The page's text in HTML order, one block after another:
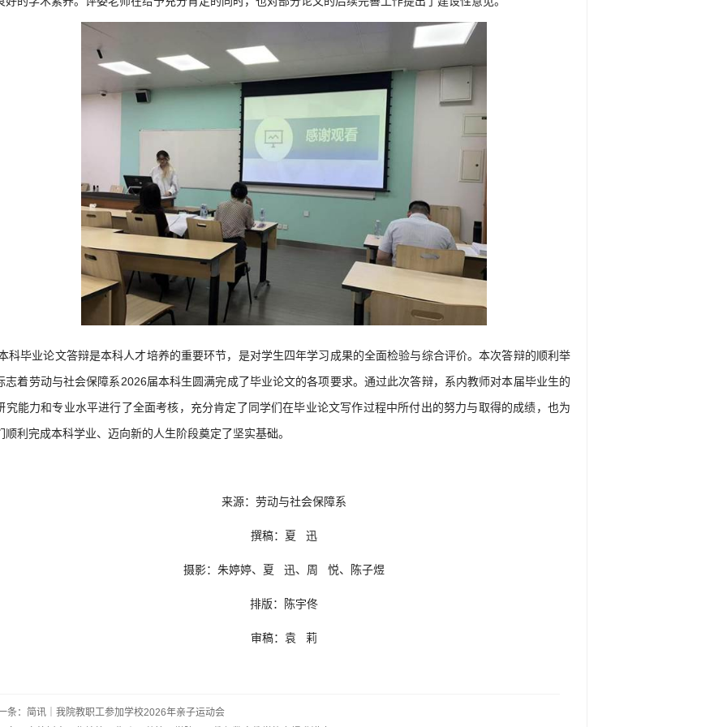
科毕业论文答辩是本科人才培养的重要环节，是对学生四年学习成果的全面检验与综合评价。本次答辩的顺利举
志着劳动与社会保障系2026届本科生圆满完成了毕业论文的各项要求。通过此次答辩，系内教师对本届毕业生的
究能力和专业水平进行了全面考核，充分肯定了同学们在毕业论文写作过程中所付出的努力与取得的成绩，也为
顺利完成本科学业、迈向新的人生阶段奠定了坚实基础。
来源：劳动与社会保障系
撰稿：夏 迅
摄影：朱婷婷、夏 迅、周 悦、陈子煜
排版：陈宇佟
审稿：袁 莉
条：简讯｜我院教职工参加学校2026年亲子运动会